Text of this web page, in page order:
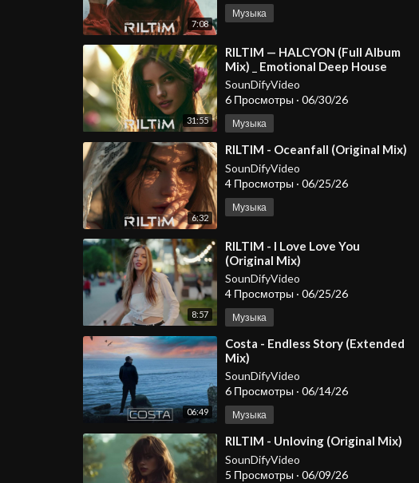
7:08
Музыка
31:55
⁣RILTIM — HALCYON (Full Album
Mix) _ Emotional Deep House
2026
SounDifyVideo
6 Просмотры · 06/30/26
Музыка
6:32
⁣RILTIM - Oceanfall (Original Mix)
SounDifyVideo
4 Просмотры · 06/25/26
Музыка
8:57
⁣RILTIM - I Love Love You
(Original Mix)
SounDifyVideo
4 Просмотры · 06/25/26
Музыка
06:49
⁣Costa - Endless Story (Extended
Mix)
SounDifyVideo
6 Просмотры · 06/14/26
Музыка
⁣RILTIM - Unloving (Original Mix)
SounDifyVideo
5 Просмотры · 06/09/26